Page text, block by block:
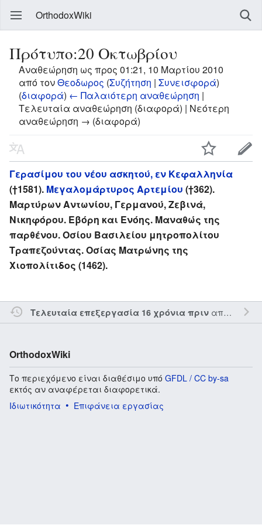
OrthodoxWiki
Πρότυπο:20 Οκτωβρίου
Αναθεώρηση ως προς 01:21, 10 Μαρτίου 2010
από τονΘεοδωρος (Συζήτηση | Συνεισφορά)
(διαφορά) ← Παλαιότερη αναθεώρηση |
Τελευταία αναθεώρηση (διαφορά) | Νεότερη
αναθεώρηση → (διαφορά)
Γερασίμου του νέου ασκητού, εν Κεφαλληνία
(†1581). Μεγαλομάρτυρος Αρτεμίου (†362).
Μαρτύρων Αντωνίου, Γερμανού, Ζεβινά,
Νικηφόρου. Εβόρη και Ενόης. Μαναθώς της
παρθένου. Οσίου Βασιλείου μητροπολίτου
Τραπεζούντας. Οσίας Ματρώνης της
Χιοπολίτιδος (1462).
Τελευταία επεξεργασία 16 χρόνια πριναπό τον την
OrthodoxWiki
Το περιεχόμενο είναι διαθέσιμο υπό GFDL / CC by-sa
εκτός αν αναφέρεται διαφορετικά.
Ιδιωτικότητα
Επιφάνεια εργασίας